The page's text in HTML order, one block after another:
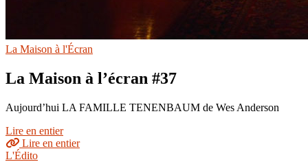
La Maison à l'Écran
La Maison à l’écran #37
Aujourd’hui LA FAMILLE TENENBAUM de Wes Anderson
Lire en entier
Lire en entier
L'Édito